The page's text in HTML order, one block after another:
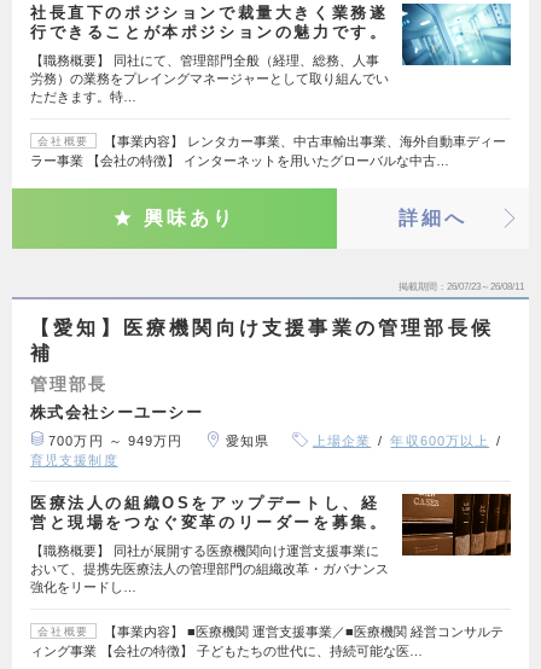
社長直下のポジションで裁量大きく業務遂
行できることが本ポジションの魅力です。
【職務概要】 同社にて、管理部門全般（経理、総務、人事
労務）の業務をプレイングマネージャーとして取り組んでい
ただきます。特…
会社概要
【事業内容】 レンタカー事業、中古車輸出事業、海外自動車ディー
ラー事業 【会社の特徴】 インターネットを用いたグローバルな中古…
興味あり 詳細へ
掲載期間 26/07/23～26/08/11
【愛知】医療機関向け支援事業の管理部長候
補
管理部長
株式会社シーユーシー
700万円 ～ 949万円 愛知県 上場企業
年収600万以上
育児支援制度
医療法人の組織OSをアップデートし、経
営と現場をつなぐ変革のリーダーを募集。
【職務概要】 同社が展開する医療機関向け運営支援事業に
おいて、提携先医療法人の管理部門の組織改革・ガバナンス
強化をリードし…
会社概要
【事業内容】 ■医療機関 運営支援事業／■医療機関 経営コンサルテ
ィング事業 【会社の特徴】 子どもたちの世代に、持続可能な医…